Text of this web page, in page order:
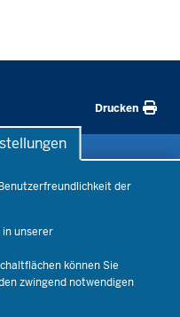
der
in unserer
können Sie
zwingend notwendigen
Drucken